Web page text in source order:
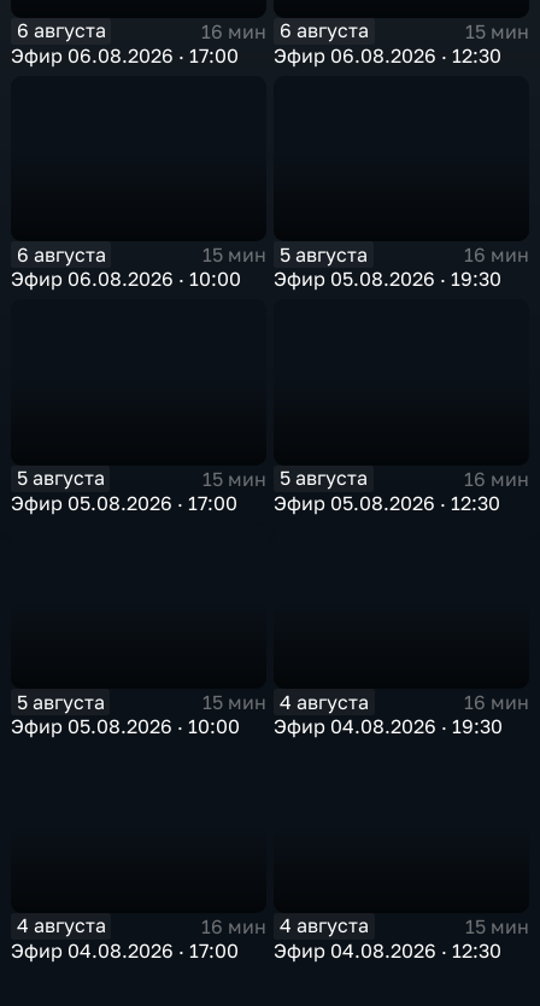
6 августа
16 мин
Эфир 06.08.2026 · 17:00
6 августа
15 мин
Эфир 06.08.2026 · 12:30
6 августа
15 мин
Эфир 06.08.2026 · 10:00
5 августа
16 мин
Эфир 05.08.2026 · 19:30
5 августа
15 мин
Эфир 05.08.2026 · 17:00
5 августа
16 мин
Эфир 05.08.2026 · 12:30
5 августа
15 мин
Эфир 05.08.2026 · 10:00
4 августа
16 мин
Эфир 04.08.2026 · 19:30
4 августа
16 мин
Эфир 04.08.2026 · 17:00
4 августа
15 мин
Эфир 04.08.2026 · 12:30